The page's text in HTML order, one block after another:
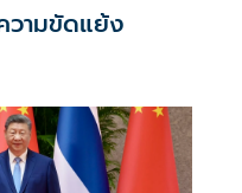
วามขัดแย้ง